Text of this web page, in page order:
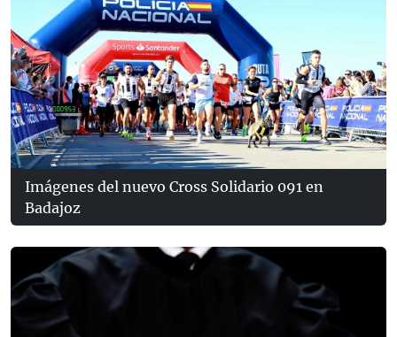
Imágenes del nuevo Cross Solidario 091 en
Badajoz